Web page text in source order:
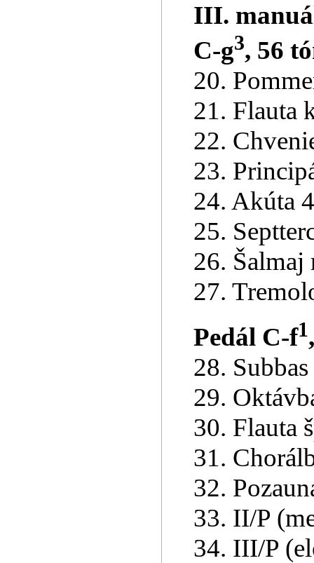
III.
C-g3, 56
20.
21. Flauta
22.
23.
24. Akúta
25.
26. Šalmaj
27.
Pedál C-f1
28. Subbas
29.
30. Flauta
31.
32.
33. II/P
34. III/P